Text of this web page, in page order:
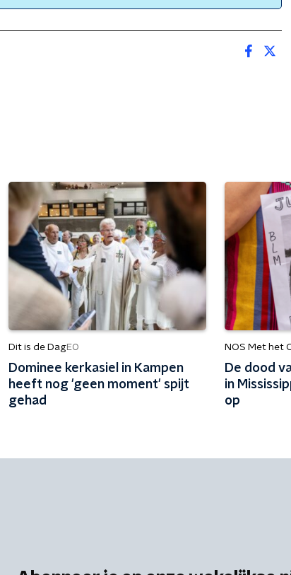
Dit is de DagEO
Dominee kerkasiel in Kampen
heeft nog 'geen moment' spijt
gehad
NOS Met het
De dood
in
op